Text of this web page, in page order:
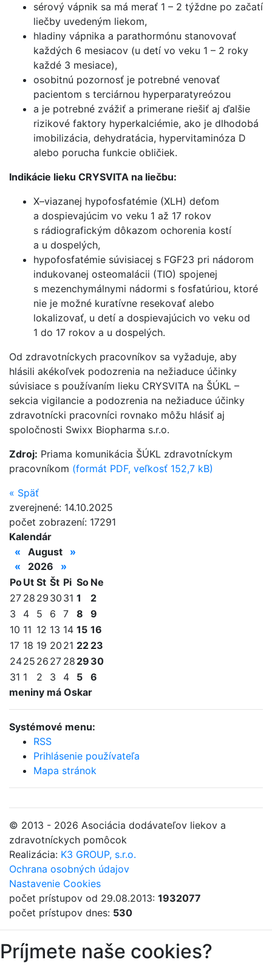
Kalendár
«
August
»
«
2026
»
PoUt St Št Pi So Ne
27 28 29 30 31 1
2
3
4 5 6 7 8
9
10 11 12 13 14 15 16
17 18 19 20 21 22 23
2425 26 27 28 29 30
31 1 2 3 4 5
6
meniny má Oskar
Systémové menu:
RSS
Prihlásenie používateľa
Mapa stránok
sérový vápnik sa má merať 1 – 2 týždne po začatí
liečby uvedeným liekom,
hladiny vápnika a parathormónu stanovovať
každých 6 mesiacov (u detí vo veku 1 – 2 roky
každé 3 mesiace),
osobitnú pozornosť je potrebné venovať
pacientom s terciárnou hyperparatyreózou
a je potrebné zvážiť a primerane riešiť aj ďalšie
rizikové faktory hyperkalciémie, ako je dlhodobá
imobilizácia, dehydratácia, hypervitaminóza D
alebo porucha funkcie obličiek.
Indikácie lieku CRYSVITA na liečbu:
X–viazanej hypofosfatémie (XLH) deťom
a dospievajúcim vo veku 1 až 17 rokov
s rádiografickým dôkazom ochorenia kostí
a u dospelých,
hypofosfatémie súvisiacej s FGF23 pri nádorom
indukovanej osteomalácii (TIO) spojenej
s mezenchymálnymi nádormi s fosfatúriou, ktoré
nie je možné kuratívne resekovať alebo
lokalizovať, u detí a dospievajúcich vo veku od
1 do 17 rokov a u dospelých.
Od zdravotníckych pracovníkov sa vyžaduje, aby
hlásili akékoľvek podozrenia na nežiaduce účinky
súvisiace s používaním lieku CRYSVITA na ŠÚKL –
sekcia vigilancie a podozrenia na nežiaduce účinky
zdravotnícki pracovníci rovnako môžu hlásiť aj
spoločnosti Swixx Biopharma s.r.o.
Zdroj: Priama komunikácia ŠÚKL zdravotníckym
pracovníkom (formát PDF, veľkosť 152,7 kB)
« Späť
zverejnené: 14.10.2025
počet zobrazení: 17291
© 2013 - 2026 Asociácia dodávateľov liekov a
zdravotníckych pomôcok
Realizácia: K3 GROUP, s.r.o.
Ochrana osobných údajov
Nastavenie Cookies
počet prístupov od 29.08.2013: 1932077
počet prístupov dnes: 530
Príjmete naše cookies?